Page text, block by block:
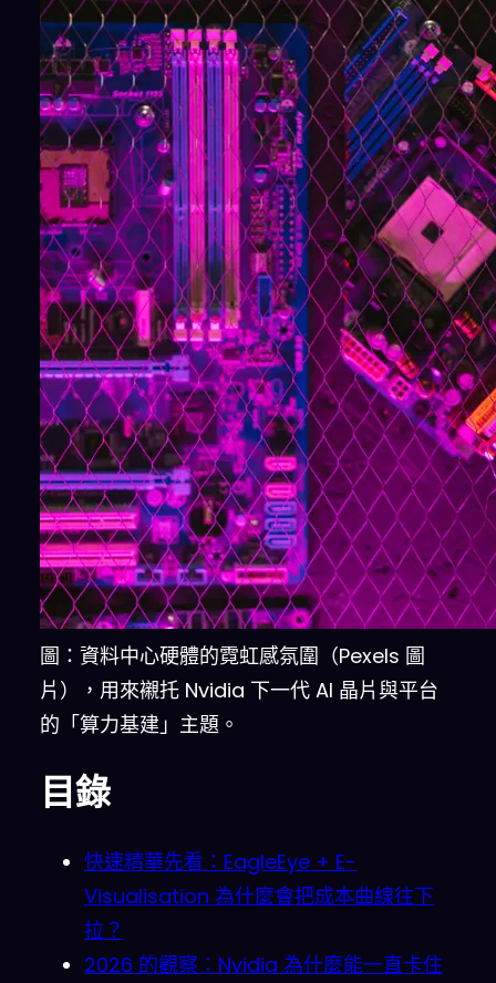
圖：資料中心硬體的霓虹感氛圍（Pexels 圖
片），用來襯托 Nvidia 下一代 AI 晶片與平台
的「算力基建」主題。
目錄
快速精華先看：EagleEye + E-
Visualisation 為什麼會把成本曲線往下
拉？
2026 的觀察：Nvidia 為什麼能一直卡住